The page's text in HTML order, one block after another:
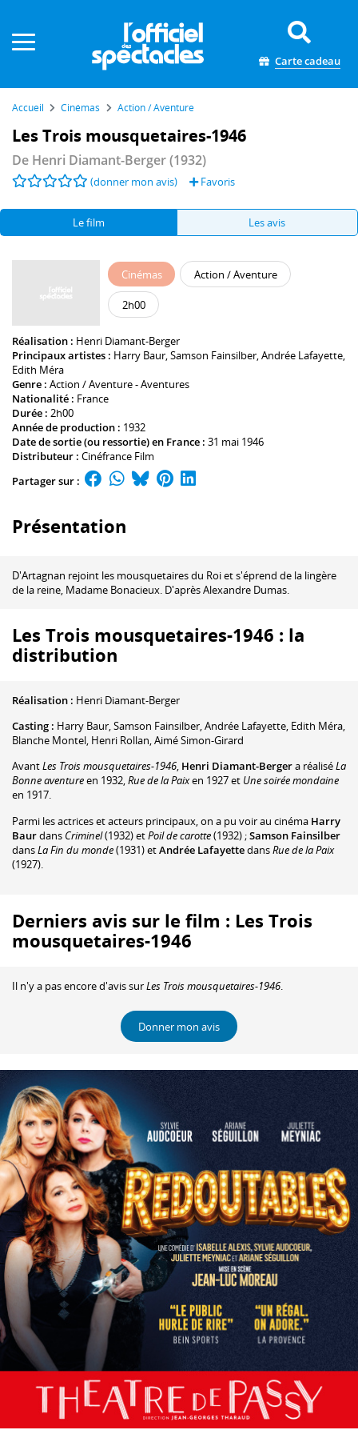
Carte cadeau
Accueil Cinémas Action / Aventure
Les Trois mousquetaires-1946
De Henri Diamant-Berger(1932)
(donner mon avis) Favoris
Le film Les avis
Cinémas Action / Aventure
2h00
Réalisation : Henri Diamant-Berger
Principaux artistes : Harry Baur,Samson Fainsilber,Andrée Lafayette,
Edith Méra
Genre : Action / Aventure - Aventures
Nationalité : France
Durée : 2h00
Année de production : 1932
Date de sortie (ou ressortie) en France : 31 mai 1946
Distributeur : Cinéfrance Film
Partager sur :
Présentation
D'Artagnan rejoint les mousquetaires du Roi et s'éprend de la lingère
de la reine, Madame Bonacieux. D'après Alexandre Dumas.
Les Trois mousquetaires-1946 : la
distribution
Réalisation : Henri Diamant-Berger
Casting : Harry Baur,Samson Fainsilber,Andrée Lafayette, Edith Méra,
Blanche Montel, Henri Rollan,Aimé Simon-Girard
AvantLes Trois mousquetaires-1946, Henri Diamant-Bergera réaliséLa
Bonne aventureen 1932,Rue de la Paixen 1927 et Une soirée mondaine
en 1917.
Parmi les actrices et acteurs principaux, on a pu voir au cinéma Harry
Baurdans Criminel(1932) etPoil de carotte(1932) ;Samson Fainsilber
dansLa Fin du monde(1931) etAndrée LafayettedansRue de la Paix
(1927).
Derniers avis sur le film : Les Trois
mousquetaires-1946
Il n'y a pas encore d'avis surLes Trois mousquetaires-1946.
Donner mon avis